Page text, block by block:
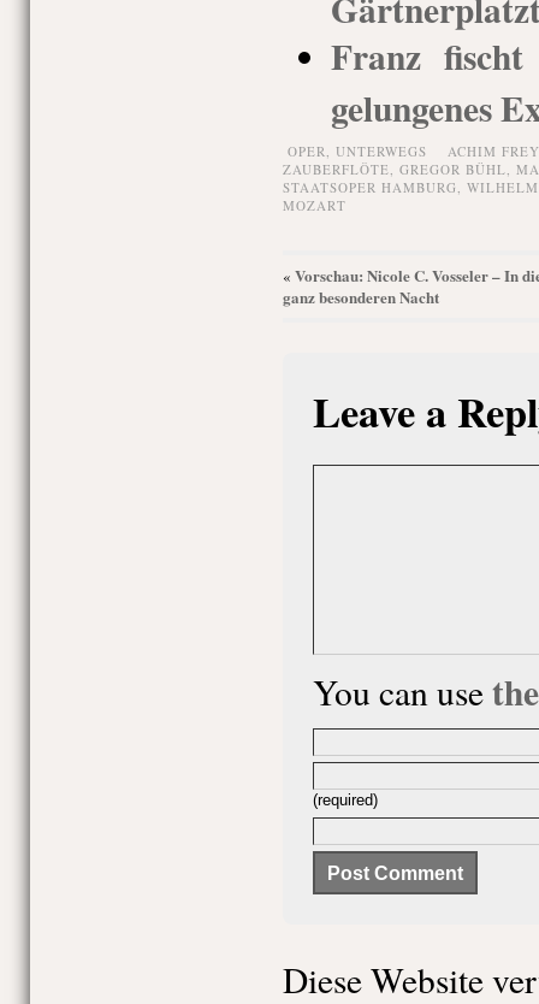
Franz
gelungenes
OPER, UNTERWEGS
ACHIM
ZAUBERFLÖTE, GREGOR BÜHL,
STAATSOPER HAMBURG,
MOZART
« Vorschau: Nicole C. Vosseler – In
ganz besonderen Nacht
Leave a
You can use
(required)
Diese Website